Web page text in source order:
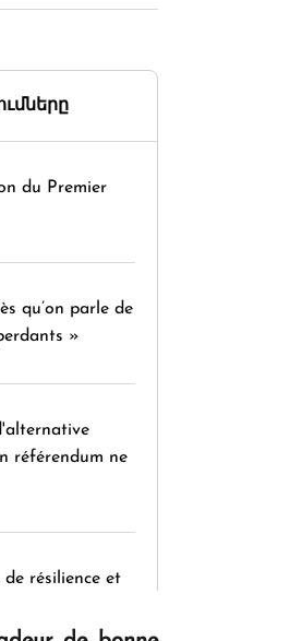
du Premier
qu’on parle de
»
référendum ne
de résilience et